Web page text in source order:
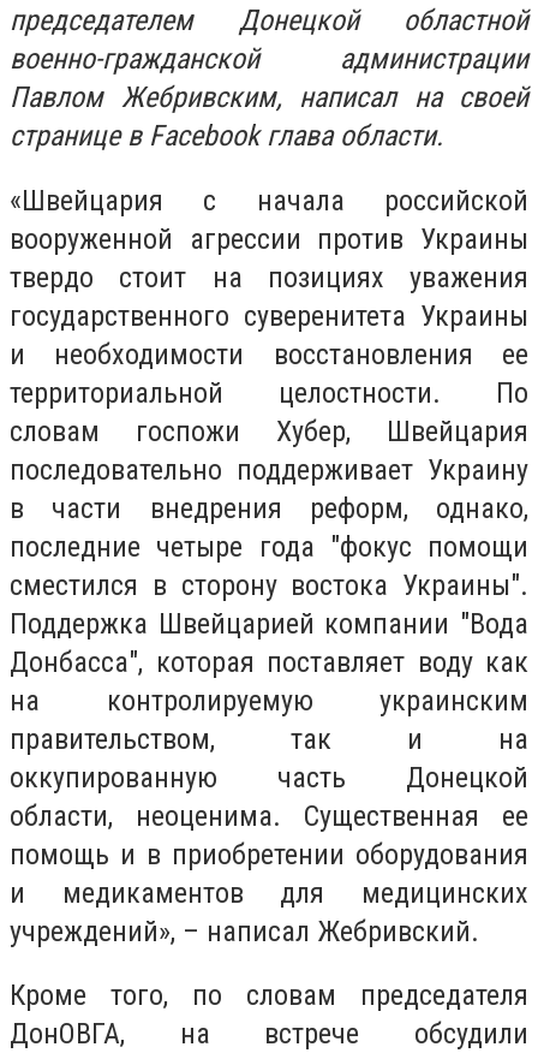
председателем Донецкой областной
военно-гражданской администрации
Павлом Жебривским, написал на своей
странице в Facebook глава области.
«Швейцария с начала российской
вооруженной агрессии против Украины
твердо стоит на позициях уважения
государственного суверенитета Украины
и необходимости восстановления ее
территориальной целостности. По
словам госпожи Хубер, Швейцария
последовательно поддерживает Украину
в части внедрения реформ, однако,
последние четыре года "фокус помощи
сместился в сторону востока Украины".
Поддержка Швейцарией компании "Вода
Донбасса", которая поставляет воду как
на контролируемую украинским
правительством, так и на
оккупированную часть Донецкой
области, неоценима. Существенная ее
помощь и в приобретении оборудования
и медикаментов для медицинских
учреждений», – написал Жебривский.
Кроме того, по словам председателя
ДонОВГА, на встрече обсудили